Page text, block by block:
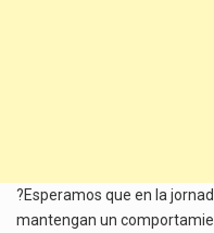
?Esperamos que en la
mantengan un